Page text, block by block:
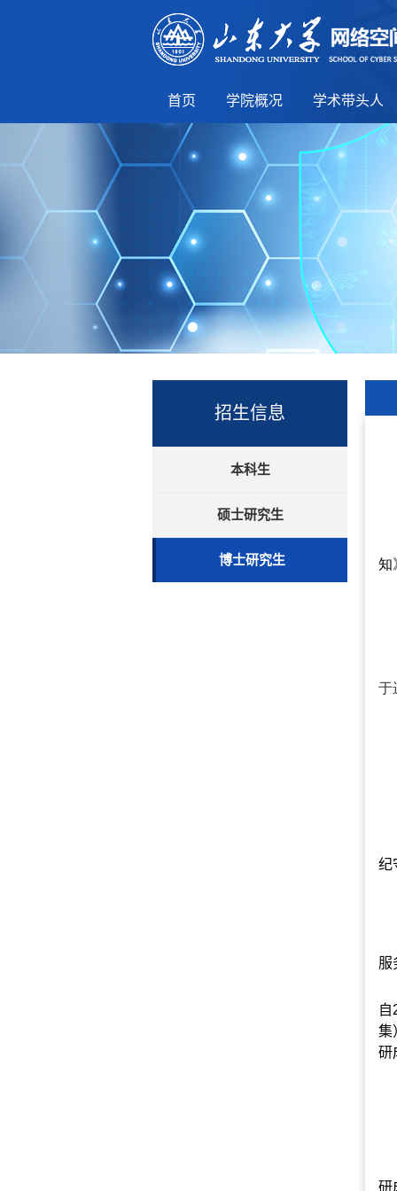
首页 学院概况 学术带头人
招生信息
本科生
硕士研究生
博士研究生
知
于
纪
服
自
集
研
研